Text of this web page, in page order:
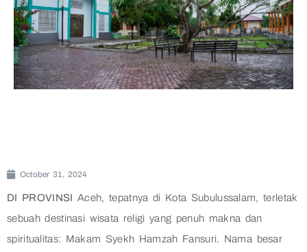
October 31, 2024
DI PROVINSI Aceh, tepatnya di Kota Subulussalam, terletak
sebuah destinasi wisata religi yang penuh makna dan
spiritualitas: Makam Syekh Hamzah Fansuri. Nama besar